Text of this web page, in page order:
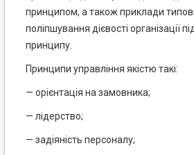
принципом, а також приклади
поліпшування дієвості організації
принципу.
Принципи управління якістю такі:
— орієнтація на замовника;
— лідерство;
— задіяність персоналу;